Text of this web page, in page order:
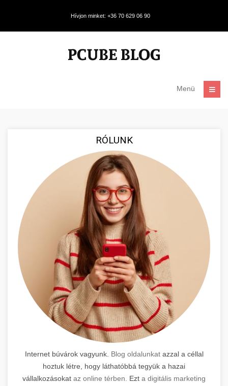
Hívjon minket: +36 70 629 06 90
Menü
RÓLUNK
Internet búvárok vagyunk. Blog oldalunkatazzal a céllal
hoztuk létre, hogy láthatóbbá tegyük a hazai
vállalkozásokat az online térben. Ezt a digitális marketing